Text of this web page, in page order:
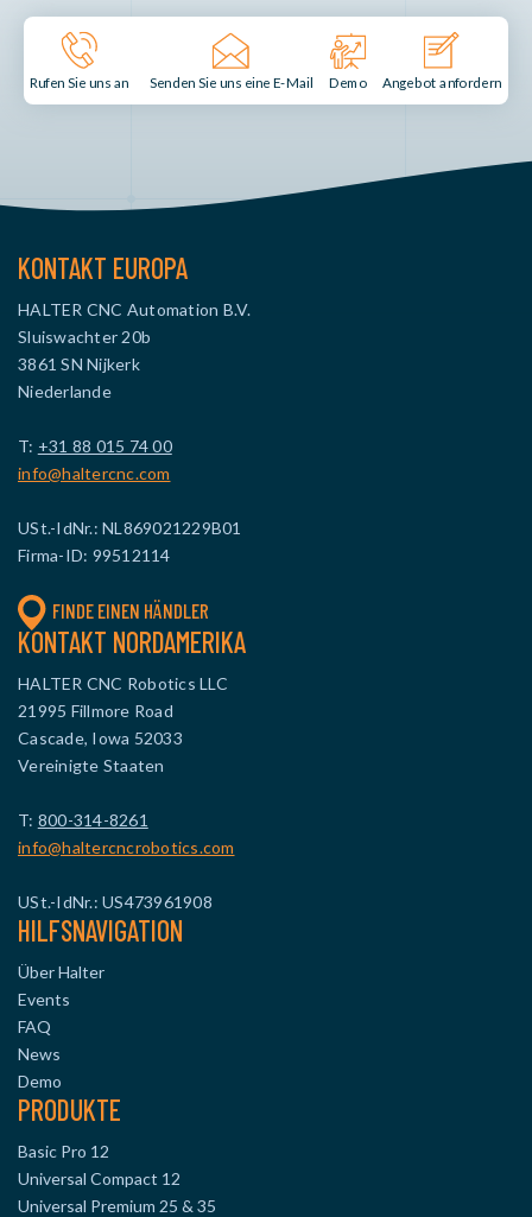
Rufen Sie uns an Senden Sie uns eine E-Mail Demo Angebot anfordern
KONTAKT EUROPA
HALTER CNC Automation B.V.
Sluiswachter 20b
3861 SN Nijkerk
Niederlande
T: +31 88 015 74 00
info@haltercnc.com
USt.-IdNr.: NL869021229B01
Firma-ID: 99512114
FINDE EINEN HÄNDLER
KONTAKT NORDAMERIKA
HALTER CNC Robotics LLC
21995 Fillmore Road
Cascade, Iowa 52033
Vereinigte Staaten
T: 800-314-8261
info@haltercncrobotics.com
USt.-IdNr.: US473961908
HILFSNAVIGATION
Über Halter
Events
FAQ
News
Demo
PRODUKTE
Basic Pro 12
Universal Compact 12
Universal Premium 25 & 35